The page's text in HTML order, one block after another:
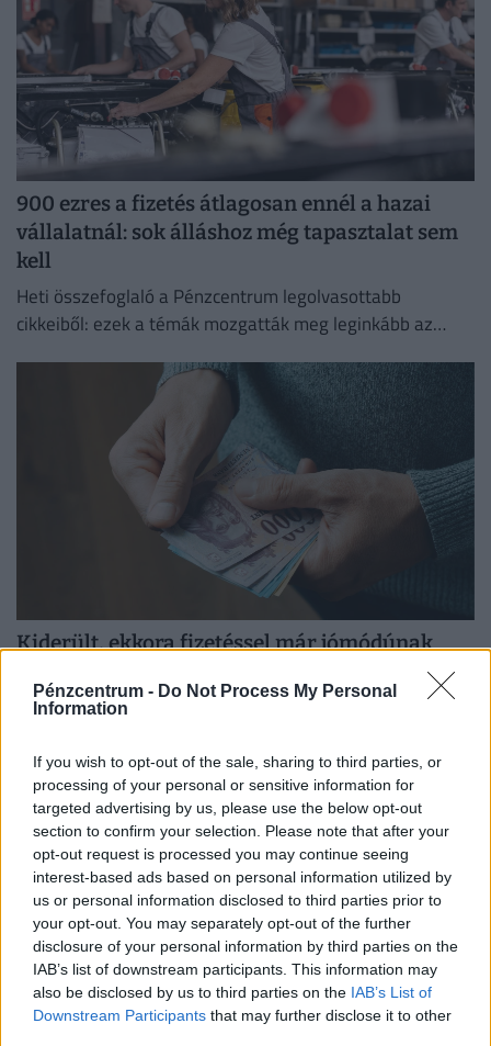
Pénzcentrum - Do Not Process My Personal
Information
If you wish to opt-out of the sale, sharing to third parties, or
processing of your personal or sensitive information for
targeted advertising by us, please use the below opt-out
section to confirm your selection. Please note that after your
opt-out request is processed you may continue seeing
interest-based ads based on personal information utilized by
us or personal information disclosed to third parties prior to
your opt-out. You may separately opt-out of the further
disclosure of your personal information by third parties on the
IAB’s list of downstream participants. This information may
also be disclosed by us to third parties on the IAB’s List of
Downstream Participants that may further disclose it to other
900 ezres a fizetés átlagosan ennél a hazai
vállalatnál: sok álláshoz még tapasztalat sem
kell
Heti összefoglaló a Pénzcentrum legolvasottabb
cikkeiből: ezek a témák mozgatták meg leginkább az
Kiderült, ekkora fizetéssel már jómódúnak
gazdag és szegény között
számok mögött továbbra is jelentős jövedelmi
különbségek húzódnak meg.